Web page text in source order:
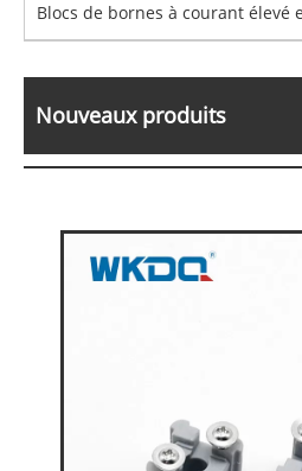
Blocs de bornes à courant élevé
Nouveaux produits